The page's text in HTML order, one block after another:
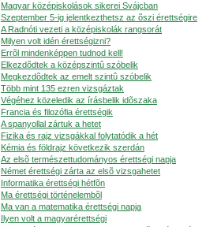
Magyar középiskolások sikerei Svájcban
Szeptember 5-ig jelentkezthetsz az õszi érettségire
A Radnóti vezeti a középiskolák rangsorát
Milyen volt idén érettségizni?
Errõl mindenképpen tudnod kell!
Elkezdõdtek a középszintû szóbelik
Megkezdõdtek az emelt szintû szóbelik
Több mint 135 ezren vizsgáztak
Végéhez közeledik az írásbelik idõszaka
Francia és filozófia érettségik
A spanyollal zártuk a hetet
Fizika és rajz vizsgákkal folytatódik a hét
Kémia és földrajz következik szerdán
Az elsõ természettudományos érettségi napja
Német érettségi zárta az elsõ vizsgahetet
Informatika érettségi hétfõn
Ma érettségi történelembõl
Ma van a matematika érettségi napja
Ilyen volt a magyarérettségi